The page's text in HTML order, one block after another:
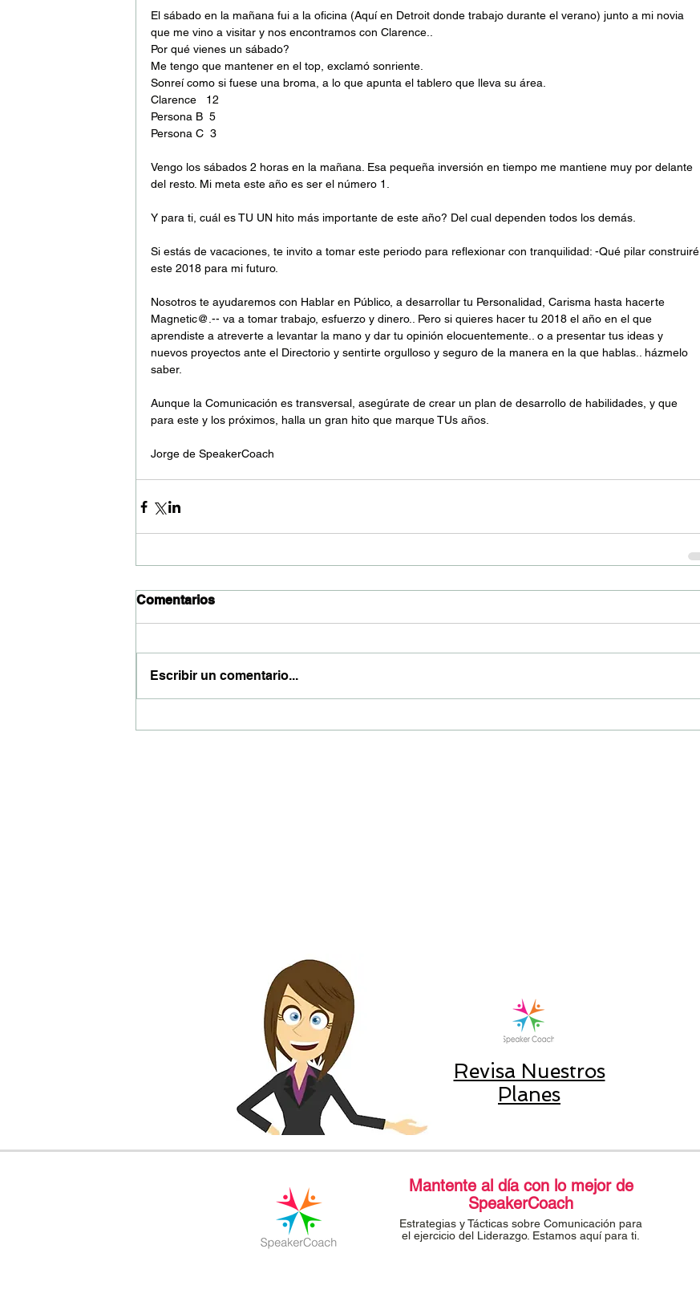
El sábado en la mañana fui a la oficina (Aquí en Detroit donde trabajo durante el verano) junto a mi novia
que me vino a visitar y nos encontramos con Clarence..
Por qué vienes un sábado?
Me tengo que mantener en el top, exclamó sonriente.
Sonreí como si fuese una broma, a lo que apunta el tablero que lleva su área.
Clarence   12
Persona B  5
Persona C  3
Vengo los sábados 2 horas en la mañana. Esa pequeña inversión en tiempo me mantiene muy por delante
del resto. Mi meta este año es ser el número 1.
Y para ti, cuál es TU UN hito más importante de este año? Del cual dependen todos los demás.
Si estás de vacaciones, te invito a tomar este periodo para reflexionar con tranquilidad: -Qué pilar construiré
este 2018 para mi futuro.
Nosotros te ayudaremos con Hablar en Público, a desarrollar tu Personalidad, Carisma hasta hacerte
Magnetic@.-- va a tomar trabajo, esfuerzo y dinero.. Pero si quieres hacer tu 2018 el año en el que
aprendiste a atreverte a levantar la mano y dar tu opinión elocuentemente.. o a presentar tus ideas y
nuevos proyectos ante el Directorio y sentirte orgulloso y seguro de la manera en la que hablas.. házmelo
saber.
Aunque la Comunicación es transversal, asegúrate de crear un plan de desarrollo de habilidades, y que
para este y los próximos, halla un gran hito que marque TUs años.
Jorge de SpeakerCoach
Comentarios
Escribir un comentario...
Revisa Nuestros
Planes
Mantente al día con lo mejor de
SpeakerCoach
Estrategias y Tácticas sobre Comunicación para
el ejercicio del Liderazgo. Estamos aquí para ti.